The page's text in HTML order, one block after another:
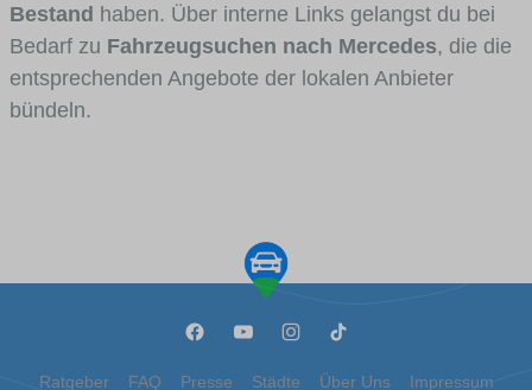
Bestand haben. Über interne Links gelangst du bei
Bedarf zu Fahrzeugsuchen nach Mercedes, die die
entsprechenden Angebote der lokalen Anbieter
bündeln.
Ratgeber FAQ Presse Städte Über Uns Impressum